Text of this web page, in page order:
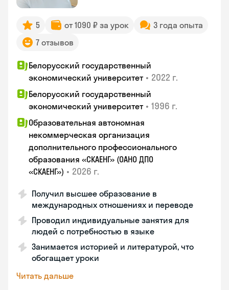
5 от 1090 ₽ за урок
3 года опыта
7 отзывов
Белорусский государственный
экономический университет • 2022 г.
Белорусский государственный
экономический университет • 1996 г.
Образовательная автономная
некоммерческая организация
дополнительного профессионального
образования «СКАЕНГ» (ОАНО ДПО
«СКАЕНГ») • 2026 г.
Получил высшее образование в
международных отношениях и переводе
Проводил индивидуальные занятия для
людей с потребностью в языке
Занимается историей и литературой, что
обогащает уроки
Читать дальше